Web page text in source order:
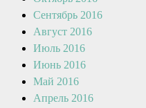
Сентябрь 2016
Август 2016
Июль 2016
Июнь 2016
Май 2016
Апрель 2016